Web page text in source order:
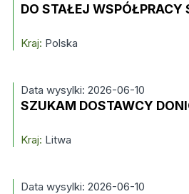
DO STAŁEJ WSPÓŁPRACY
Kraj: Polska
Data wysylki: 2026-06-10
SZUKAM DOSTAWCY
Kraj: Litwa
Data wysylki: 2026-06-10